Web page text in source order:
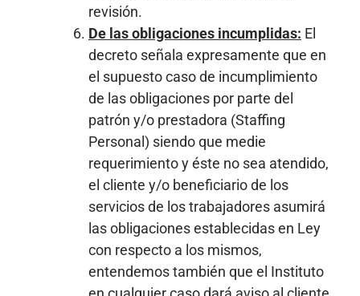
revisión.
De las obligaciones incumplidas: El
decreto señala expresamente que en
el supuesto caso de incumplimiento
de las obligaciones por parte del
patrón y/o prestadora (Staffing
Personal) siendo que medie
requerimiento y éste no sea atendido,
el cliente y/o beneficiario de los
servicios de los trabajadores asumirá
las obligaciones establecidas en Ley
con respecto a los mismos,
entendemos también que el Instituto